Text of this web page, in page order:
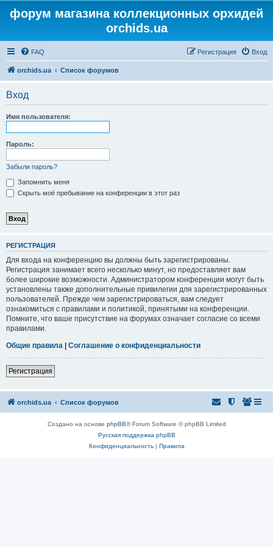
форум магазина коллекционных орхидей
orchids.ua
FAQ Вход
Регистрация
orchids.ua Список форумов
Вход
Имя пользователя:
Пароль:
Забыли пароль?
Запомнить меня
Скрыть моё пребывание на конференции в этот раз
РЕГИСТРАЦИЯ
Для входа на конференцию вы должны быть зарегистрированы.
Регистрация занимает всего несколько минут, но предоставляет вам
более широкие возможности. Администратором конференции могут быть
установлены также дополнительные привилегии для зарегистрированных
пользователей. Прежде чем зарегистрироваться, вам следует
ознакомиться с правилами и политикой, принятыми на конференции.
Помните, что ваше присутствие на форумах означает согласие со всеми
правилами.
Общие правила | Соглашение о конфиденциальности
Регистрация
orchids.ua Список форумов
Создано на основе phpBB® Forum Software © phpBB Limited
Русская поддержка phpBB
Конфиденциальность| Правила